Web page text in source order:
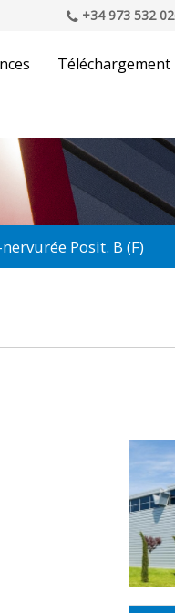
+34 973 532
Téléchargement
Posit. B (F)